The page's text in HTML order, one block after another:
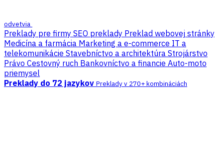
odvetvia
Preklady pre firmy SEO preklady Preklad webovej stránky
Medicína a farmácia Marketing a e-commerce IT a
telekomunikácie Stavebníctvo a architektúra Strojárstvo
Právo Cestovný ruch Bankovníctvo a financie Auto-moto
priemysel
Preklady do 72 jazykov Preklady v 270+ kombináciách